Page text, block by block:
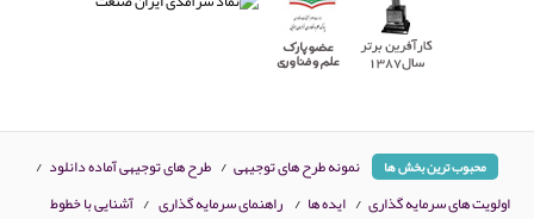
محبوب ترین بخش ها نمونه طرح های توجیهی / طرح های توجیهی آماده دانلود /
اولویت های سرمایه گذاری / ایده ها / راهنمای سرمایه گذاری / آشنایی با خطوط